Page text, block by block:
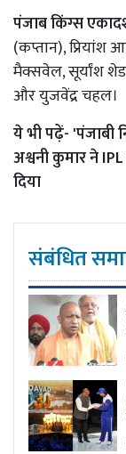
पंजाब किंग्स
(कप्तान), प्रियांश
मैक्सवेल, सूर्यांश
और युजवेंद्र चहल।
ये भी पढ़ें- 'पंजाबी
अश्वनी कुमार ने IPL
दिया
संबंधित